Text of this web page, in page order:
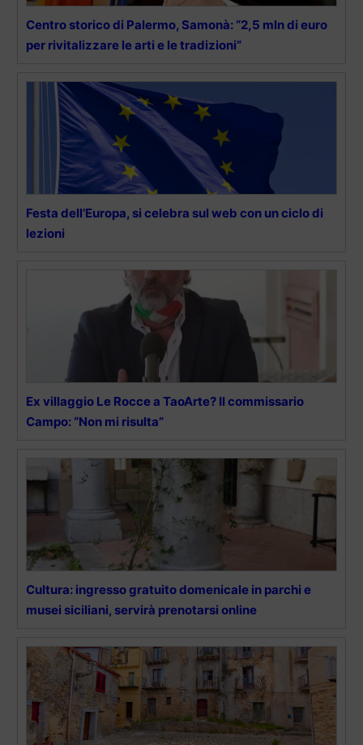
Centro storico di Palermo, Samonà: “2,5 mln di euro
per rivitalizzare le arti e le tradizioni”
Festa dell’Europa, si celebra sul web con un ciclo di
lezioni
Ex villaggio Le Rocce a TaoArte? Il commissario
Campo: “Non mi risulta”
Cultura: ingresso gratuito domenicale in parchi e
musei siciliani, servirà prenotarsi online